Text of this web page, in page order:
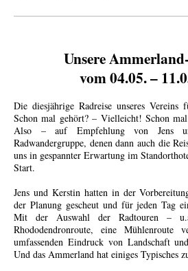
Unsere
vom 04.05. –
Die diesjährige Radreise unseres Vereins
Schon mal gehört? – Vielleicht! Schon
Also – auf Empfehlung von Jens
Radwandergruppe, denen dann auch die
uns in gespannter Erwartung im
Start.
Jens und Kerstin hatten in der
der Planung gescheut und für jeden Tag
Mit der Auswahl der Radtouren –
Rhododendronroute, eine Mühlenroute
umfassenden Eindruck von Landschaft
Und das Ammerland hat einiges Typisches